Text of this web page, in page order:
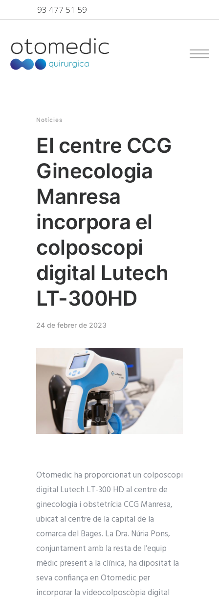
93 477 51 59
Notícies
El centre CCG
Ginecologia
Manresa
incorpora el
colposcopi
digital Lutech
LT-300HD
24 de febrer de 2023
Otomedic ha proporcionat un colposcopi
digital Lutech LT-300 HD al centre de
ginecologia i obstetrícia CCG Manresa,
ubicat al centre de la capital de la
comarca del Bages. La Dra. Núria Pons,
conjuntament amb la resta de l’equip
mèdic present a la clínica, ha dipositat la
seva confiança en Otomedic per
incorporar la videocolposcòpia digital